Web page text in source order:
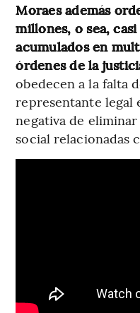
Moraes además
millones, o sea,
acumulados en
órdenes de la
obedecen a la falta
representante legal
negativa de
social relacionadas